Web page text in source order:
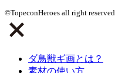
©TopeconHeroes all right reserved.
ダ鳥獣ギ画とは？
素材の使い方